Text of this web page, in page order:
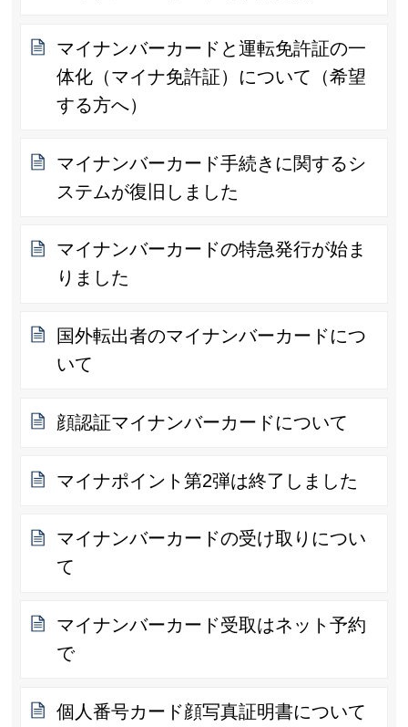
マイナンバーカードと運転免許証の一
体化（マイナ免許証）について（希望
する方へ）
マイナンバーカード手続きに関するシ
ステムが復旧しました
マイナンバーカードの特急発行が始ま
りました
国外転出者のマイナンバーカードにつ
いて
顔認証マイナンバーカードについて
マイナポイント第2弾は終了しました
マイナンバーカードの受け取りについ
て
マイナンバーカード受取はネット予約
で
個人番号カード顔写真証明書について